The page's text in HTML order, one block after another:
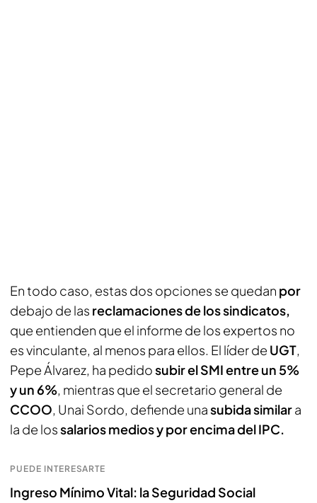
En todo caso, estas dos opciones se quedan por
debajo de las reclamaciones de los sindicatos,
que entienden que el informe de los expertos no
es vinculante, al menos para ellos. El líder de UGT,
Pepe Álvarez, ha pedidosubir el SMI entre un 5%
y un 6%, mientras que el secretario general de
CCOO, Unai Sordo, defiende unasubida similara
la de lossalarios medios y por encima del IPC.
PUEDE INTERESARTE
Ingreso Mínimo Vital: la Seguridad Social